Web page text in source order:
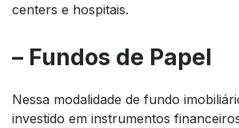
centers e hospitais.
– Fundos de Papel
Nessa modalidade de fundo
investido em instrumentos